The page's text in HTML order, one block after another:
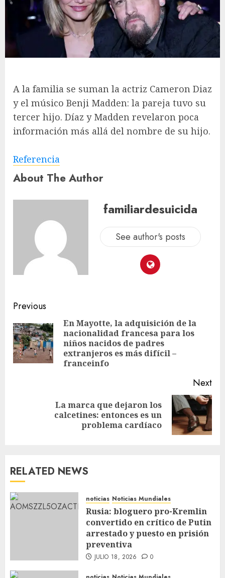
A la familia se suman la actriz Cameron Diaz
y el músico Benji Madden: la pareja tuvo su
tercer hijo. Díaz y Madden revelaron poca
información más allá del nombre de su hijo.
Referencia
About The Author
familiardesuicida
See author's posts
Previous
En Mayotte, la adquisición de la
nacionalidad francesa para los
niños nacidos de padres
extranjeros es más difícil –
franceinfo
Next
La marca que dejaron los
calcetines: entonces es un
problema cardíaco
RELATED NEWS
noticias Noticias Mundiales
Rusia: bloguero pro-Kremlin
convertido en crítico de Putin
arrestado y puesto en prisión
preventiva
JULIO 18, 2026 0